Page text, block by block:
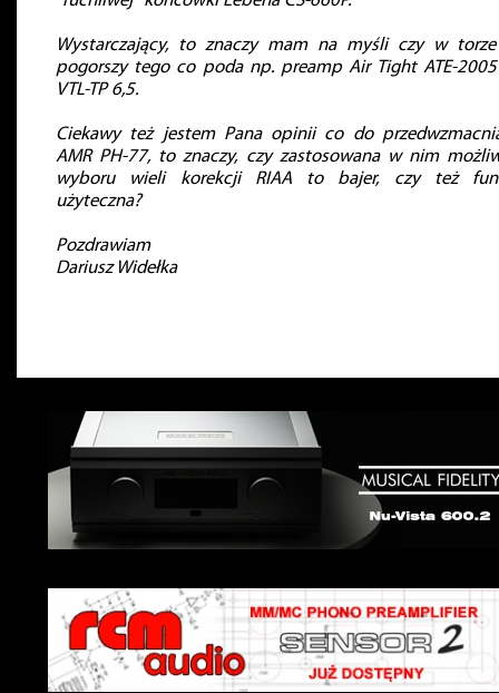
Wystarczający, to znaczy mam na myśli czy w
pogorszy tego co poda np. preamp Air Tight ATE-
VTL-TP 6,5.
Ciekawy też jestem Pana opinii co do
AMR PH-77, to znaczy, czy zastosowana w nim
wyboru wieli korekcji RIAA to bajer, czy też
użyteczna?
Pozdrawiam
Dariusz Widełka